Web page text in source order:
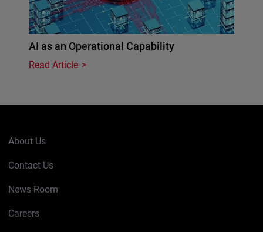
AI as an Operational Capability
Read Article
About Us
Contact Us
News Room
Careers